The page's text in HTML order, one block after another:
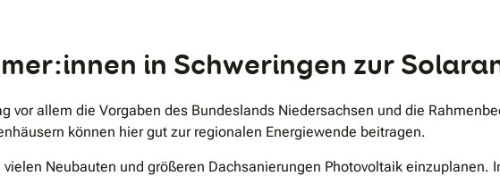
in Schweringen zur
vor allem die Vorgaben des Bundeslands Niedersachsen und die
können hier gut zur regionalen Energiewende beitragen.
Neubauten und größeren Dachsanierungen Photovoltaik einzuplanen.